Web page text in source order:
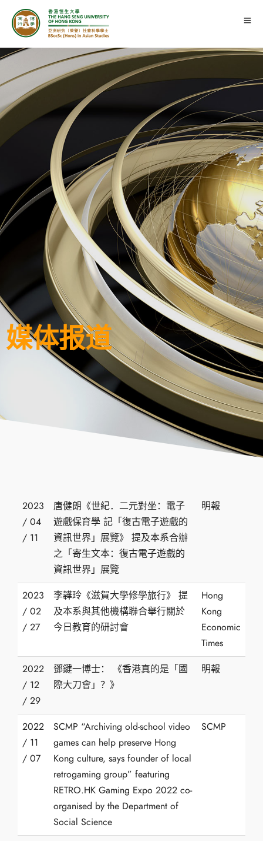
媒体报道
2023
/ 04
/ 11
唐健朗《世紀．二元對坐：電子
遊戲保育學 記「復古電子遊戲的
資訊世界」展覽》 提及本系合辦
之「寄生文本：復古電子遊戲的
資訊世界」展覽
明報
2023
/ 02
/ 27
李韡玲《滋賀大學修學旅行》 提
及本系與其他機構聯合舉行關於
今日教育的研討會
Hong
Kong
Economic
Times
2022
/ 12
/ 29
鄧鍵一博士： 《香港真的是「國
際大刀會」？》
明報
2022
/ 11
/ 07
SCMP “Archiving old-school video
games can help preserve Hong
Kong culture, says founder of local
retrogaming group” featuring
RETRO.HK Gaming Expo 2022 co-
organised by the Department of
Social Science
SCMP